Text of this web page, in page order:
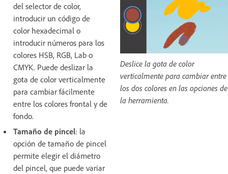
Deslice la gota de color
verticalmente para cambiar entre
los dos colores en las opciones de
la herramienta.
del selector de color,
introducir un código de
color hexadecimal o
introducir números para los
colores HSB, RGB, Lab o
CMYK. Puede deslizar la
gota de color verticalmente
para cambiar fácilmente
entre los colores frontal y de
fondo.
Tamaño de pincel: la
opción de tamaño de pincel
permite elegir el diámetro
del pincel, que puede variar